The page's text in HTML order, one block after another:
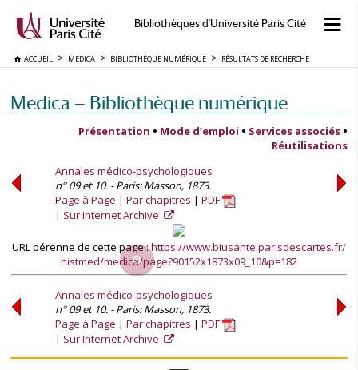
Bibliothèques d'Université Paris Cité
ACCUEIL MEDICA BIBLIOTHÈQUE NUMÉRIQUE RÉSULTATS DE RECHERCHE
Medica — Bibliothèque numérique
Présentation • Mode d’emploi • Services associés •
Réutilisations
Annales médico-psychologiques
n° 09 et 10. - Paris: Masson, 1873.
Page à Page
Par chapitres
PDF
Sur Internet Archive
URL pérenne de cette page :https://www.biusante.parisdescartes.fr/
histmed/medica/page?90152x1873x09_10&p=182
Annales médico-psychologiques
n° 09 et 10. - Paris: Masson, 1873.
Page à Page
Par chapitres
PDF
Sur Internet Archive